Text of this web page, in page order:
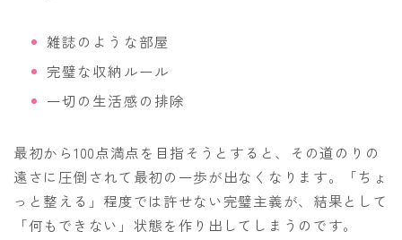
雑誌のような部屋
完璧な収納ルール
一切の生活感の排除
最初から100点満点を目指そうとすると、その道のりの
遠さに圧倒されて最初の一歩が出なくなります。「ちょ
っと整える」程度では許せない完璧主義が、結果として
「何もできない」状態を作り出してしまうのです。